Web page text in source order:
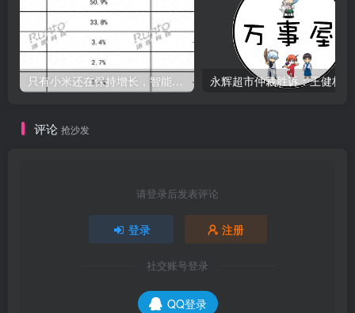
只有小米还在保持增长，智能手环已然近黄昏
评论 抢沙发
请登录后发表评论
登录 注册
社交账号登录
QQ登录